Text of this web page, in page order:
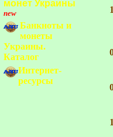
монет Украины
new
Банкноты и
монеты
Украины.
Каталог
Интернет-
ресурсы